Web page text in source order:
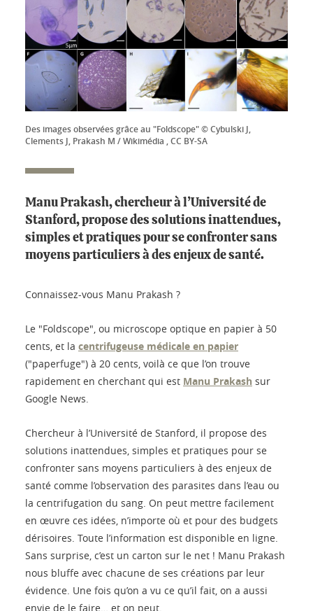
Des images observées grâce au "Foldscope" © Cybulski J,
Clements J, Prakash M / Wikimédia , CC BY-SA
Manu Prakash, chercheur à l’Université de
Stanford, propose des solutions inattendues,
simples et pratiques pour se confronter sans
moyens particuliers à des enjeux de santé.
Connaissez-vous Manu Prakash ?
Le "Foldscope", ou microscope optique en papier à 50
cents, et la centrifugeuse médicale en papier
("paperfuge") à 20 cents, voilà ce que l’on trouve
rapidement en cherchant qui est Manu Prakash sur
Google News.
Chercheur à l’Université de Stanford, il propose des
solutions inattendues, simples et pratiques pour se
confronter sans moyens particuliers à des enjeux de
santé comme l’observation des parasites dans l’eau ou
la centrifugation du sang. On peut mettre facilement
en œuvre ces idées, n’importe où et pour des budgets
dérisoires. Toute l’information est disponible en ligne.
Sans surprise, c’est un carton sur le net ! Manu Prakash
nous bluffe avec chacune de ses créations par leur
évidence. Une fois qu’on a vu ce qu’il fait, on a aussi
envie de le faire… et on peut.